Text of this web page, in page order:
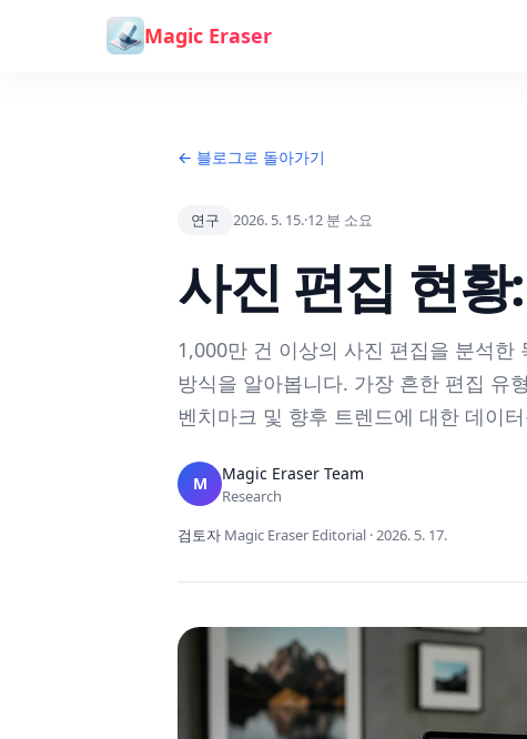
본문으로 건너뛰기
Magic Eraser
← 블로그로 돌아가기
연구 2026. 5. 15.·12 분 소요
사진 편집 현
1,000만 건 이상의 사진 편집을 분석
방식을 알아봅니다. 가장 흔한 편집 유
벤치마크 및 향후 트렌드에 대한 데이
M Magic Eraser Team
Research
검토자 Magic Eraser Editorial ·2026. 5. 17.